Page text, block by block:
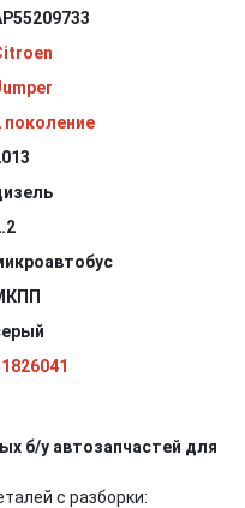
поколение
б/у автозапчастей для
с разборки: